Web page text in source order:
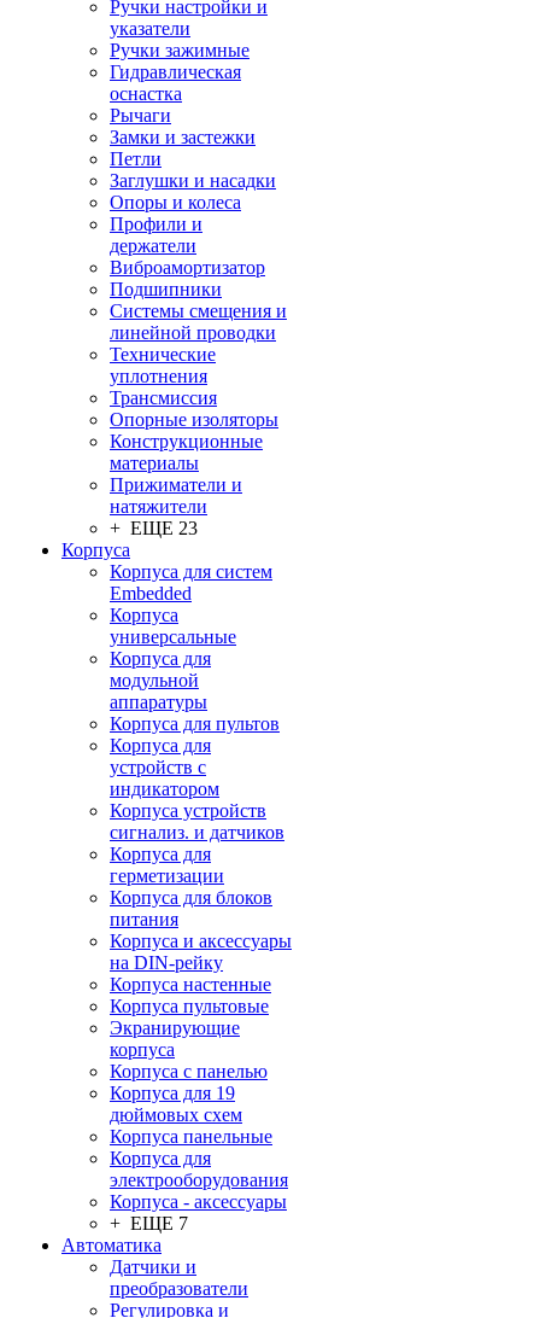
Ручки настройки и
указатели
Ручки зажимные
Гидравлическая
оснастка
Рычаги
Замки и застежки
Петли
Заглушки и насадки
Опоры и колеса
Профили и
держатели
Виброамортизатор
Подшипники
Системы смещения и
линейной проводки
Технические
уплотнения
Трансмиссия
Опорные изоляторы
Конструкционные
материалы
Прижиматели и
натяжители
+ ЕЩЕ 23
Корпуса
Корпуса для систем
Embedded
Корпуса
универсальные
Корпуса для
модульной
аппаратуры
Корпуса для пультов
Корпуса для
устройств с
индикатором
Корпуса устройств
сигнализ. и датчиков
Корпуса для
герметизации
Корпуса для блоков
питания
Корпуса и аксессуары
на DIN-рейку
Корпуса настенные
Корпуса пультовые
Экранирующие
корпуса
Корпуса с панелью
Корпуса для 19
дюймовых схем
Корпуса панельные
Корпуса для
электрооборудования
Корпуса - аксессуары
+ ЕЩЕ 7
Автоматика
Датчики и
преобразователи
Регулировка и